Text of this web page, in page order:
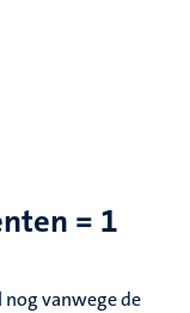
= 1
vanwege de